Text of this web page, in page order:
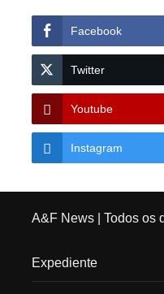
Facebook
Twitter
Youtube
Instagram
A&F News| Todos os
Expediente